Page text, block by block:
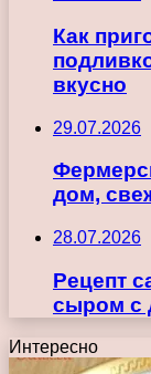
Как
вкусно
29.07.2026
дом,
28.07.2026
Рецепт
сыром с
Интересно